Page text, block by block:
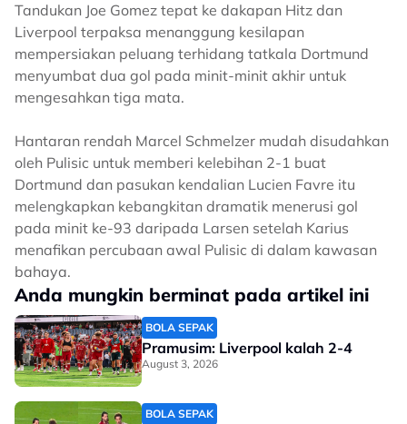
Tandukan Joe Gomez tepat ke dakapan Hitz dan
Liverpool terpaksa menanggung kesilapan
mempersiakan peluang terhidang tatkala Dortmund
menyumbat dua gol pada minit-minit akhir untuk
mengesahkan tiga mata.
Hantaran rendah Marcel Schmelzer mudah disudahkan
oleh Pulisic untuk memberi kelebihan 2-1 buat
Dortmund dan pasukan kendalian Lucien Favre itu
melengkapkan kebangkitan dramatik menerusi gol
pada minit ke-93 daripada Larsen setelah Karius
menafikan percubaan awal Pulisic di dalam kawasan
bahaya.
Anda mungkin berminat pada artikel ini
BOLA SEPAK
Pramusim: Liverpool kalah 2-4
August 3, 2026
BOLA SEPAK